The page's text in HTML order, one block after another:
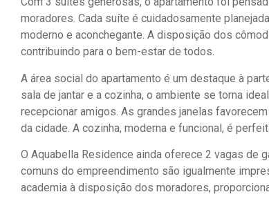
moradores. Cada suíte é cuidadosamente
moderno e aconchegante. A disposição dos
contribuindo para o bem-estar de todos.
A área social do apartamento é um destaque à
sala de jantar e a cozinha, o ambiente se torna
recepcionar amigos. As grandes janelas
da cidade. A cozinha, moderna e funcional, é
O Aquabella Residence ainda oferece 2 vagas de
comuns do empreendimento são igualmente
academia à disposição dos moradores,